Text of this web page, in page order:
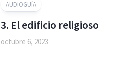
AUDIOGUÍA
3. El edificio religioso
octubre 6, 2023